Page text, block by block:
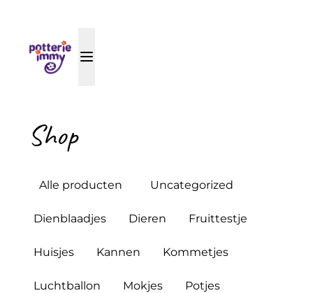
Shop
Alle producten Uncategorized
Dienblaadjes Dieren Fruittestje
Huisjes Kannen Kommetjes
Luchtballon Mokjes Potjes